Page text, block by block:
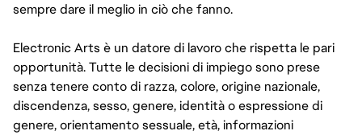
sempre dare il meglio in ciò che fanno.
Electronic Arts è un datore di lavoro che rispetta le pari
opportunità. Tutte le decisioni di impiego sono prese
senza tenere conto di razza, colore, origine nazionale,
discendenza, sesso, genere, identità o espressione di
genere, orientamento sessuale, età, informazioni